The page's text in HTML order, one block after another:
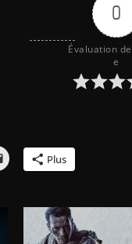
0
Évaluation
e
Plus